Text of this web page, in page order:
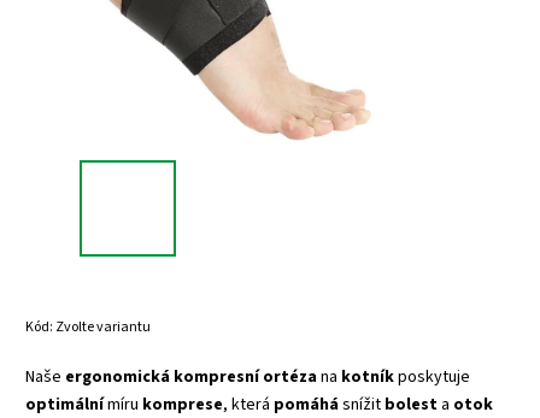
Kód: Zvolte variantu
Naše ergonomická kompresní ortézana kotníkposkytuje
optimálnímíru komprese, která pomáhásnížit bolest a otok